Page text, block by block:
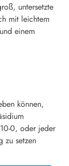
untersetzte
mit leichtem
einem
können,
0, oder jeder
zu setzen